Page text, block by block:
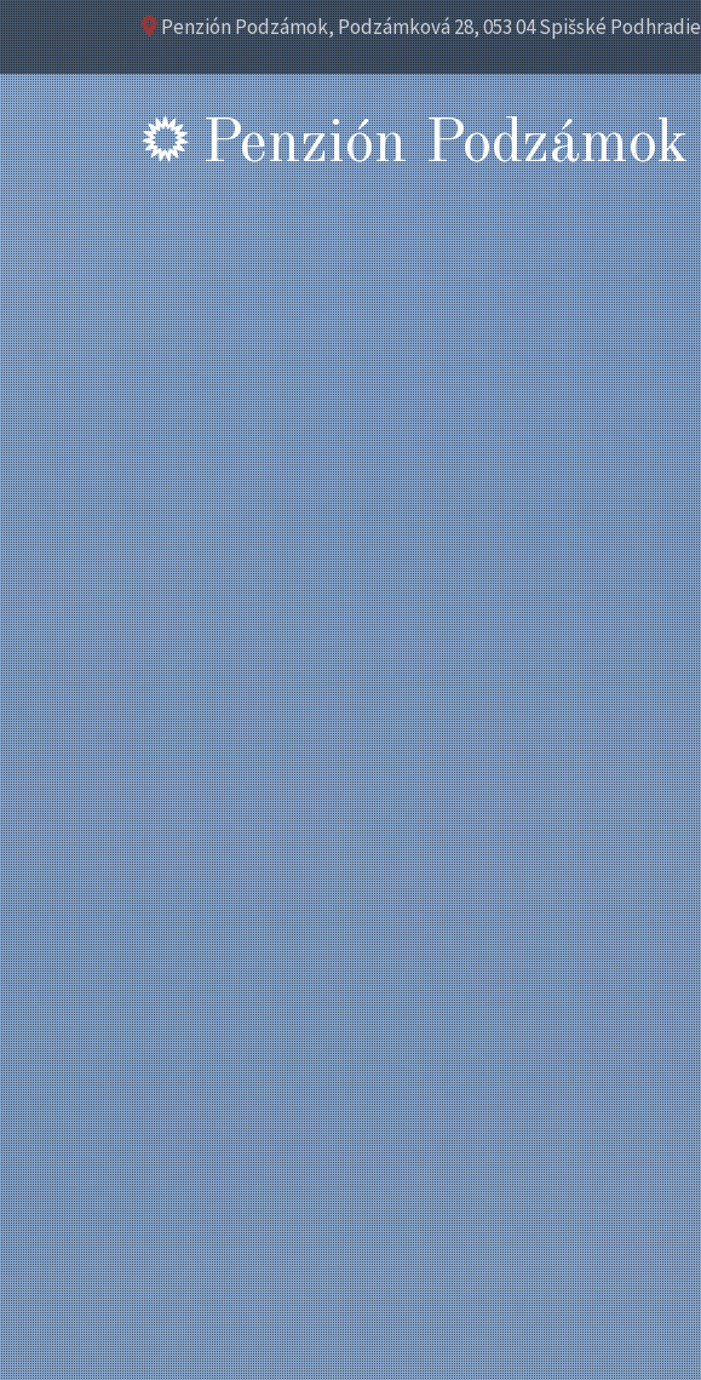
Penzión Podzámok, Podzámková 28, 053 04 Spišské Podhradie
Penzión Podzámok